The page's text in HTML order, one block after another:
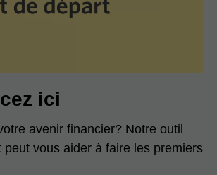
ici
avenir financier? Notre outil
peut vous aider à faire les premiers